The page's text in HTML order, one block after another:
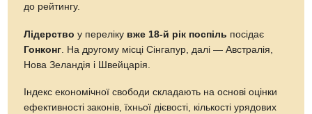
до рейтингу.
Лідерство у переліку вже 18-й рік поспіль посідає
Гонконг . На другому місці Сінгапур, далі — Австралія,
Нова Зеландія і Швейцарія.
Індекс економічної свободи складають на основі оцінки
ефективності законів, їхньої дієвості, кількості урядових